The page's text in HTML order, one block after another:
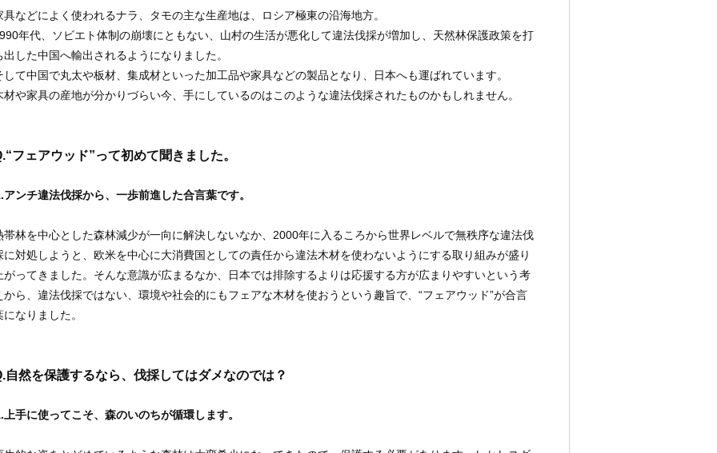
具などによく使われるナラ、タモの主な生産地は、ロシア極東の沿海地方。
年代、ソビエト体制の崩壊にともない、山村の生活が悪化して違法伐採が増加し、天然林保護政策を打
出した中国へ輸出されるようになりました。
して中国で丸太や板材、集成材といった加工品や家具などの製品となり、日本へも運ばれています。
材や家具の産地が分かりづらい今、手にしているのはこのような違法伐採されたものかもしれません。
“フェアウッド”って初めて聞きました。
アンチ違法伐採から、一歩前進した合言葉です。
帯林を中心とした森林減少が一向に解決しないなか、2000年に入るころから世界レベルで無秩序な違法伐
に対処しようと、欧米を中心に大消費国としての責任から違法木材を使わないようにする取り組みが盛り
がってきました。そんな意識が広まるなか、日本では排除するよりは応援する方が広まりやすいという考
から、違法伐採ではない、環境や社会的にもフェアな木材を使おうという趣旨で、“フェアウッド”が合言
になりました。
自然を保護するなら、伐採してはダメなのでは？
上手に使ってこそ、森のいのちが循環します。